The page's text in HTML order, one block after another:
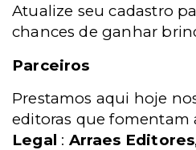
Atualize seu cadastro
chances de ganhar
Parceiros
Prestamos aqui hoje
editoras que fomentam
Legal : Arraes Editores,